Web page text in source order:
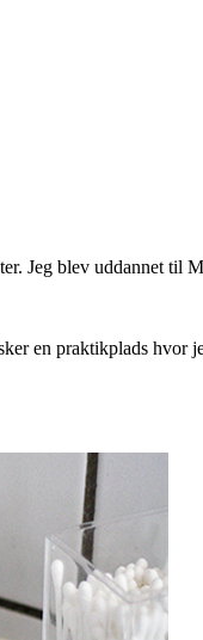
Jeg blev uddannet til
en praktikplads